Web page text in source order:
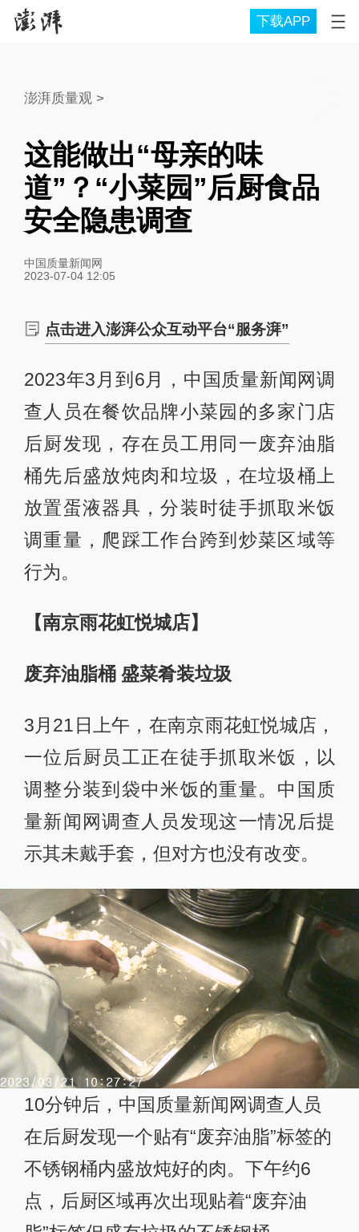
下载APP
澎湃质量观>
这能做出“母亲的味
道”？“小菜园”后厨食品
安全隐患调查
中国质量新闻网
2023-07-04 12:05
点击进入澎湃公众互动平台“服务湃”
2023年3月到6月，中国质量新闻网调
查人员在餐饮品牌小菜园的多家门店
后厨发现，存在员工用同一废弃油脂
桶先后盛放炖肉和垃圾，在垃圾桶上
放置蛋液器具，分装时徒手抓取米饭
调重量，爬踩工作台跨到炒菜区域等
行为。
【南京雨花虹悦城店】
废弃油脂桶 盛菜肴装垃圾
3月21日上午，在南京雨花虹悦城店，
一位后厨员工正在徒手抓取米饭，以
调整分装到袋中米饭的重量。中国质
量新闻网调查人员发现这一情况后提
示其未戴手套，但对方也没有改变。
10分钟后，中国质量新闻网调查人员
在后厨发现一个贴有“废弃油脂”标签的
不锈钢桶内盛放炖好的肉。下午约6
点，后厨区域再次出现贴着“废弃油